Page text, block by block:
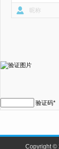
验证码*
Copyright ©